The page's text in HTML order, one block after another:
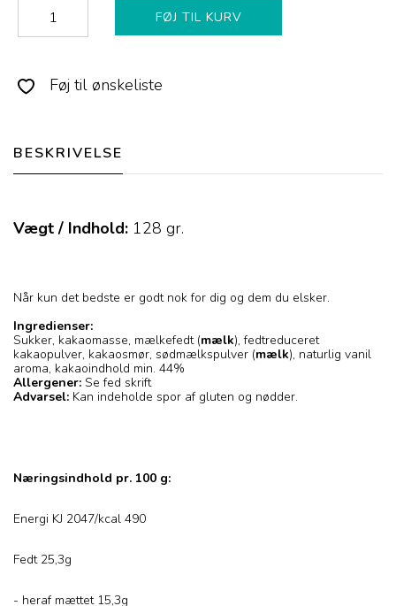
FØJ TIL KURV
Føj til ønskeliste
BESKRIVELSE
Vægt / Indhold: 128 gr.
Når kun det bedste er godt nok for dig og dem du elsker.
Ingredienser:
Sukker, kakaomasse, mælkefedt (mælk), fedtreduceret
kakaopulver, kakaosmør, sødmælkspulver (mælk), naturlig vanil
aroma, kakaoindhold min. 44%
Allergener: Se fed skrift
Advarsel: Kan indeholde spor af gluten og nødder.
Næringsindhold pr. 100 g:
Energi KJ 2047/kcal 490
Fedt 25,3g
- heraf mættet 15,3g